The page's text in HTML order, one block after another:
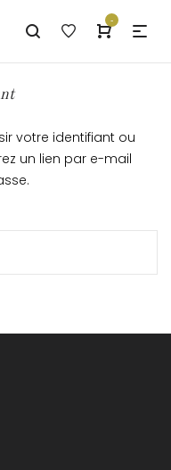
-
votre identifiant ou
un lien par e-mail